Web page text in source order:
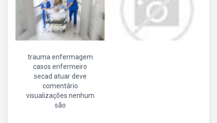
trauma enfermagem
casos enfermeiro
secad atuar deve
comentário
visualizações nenhum
são